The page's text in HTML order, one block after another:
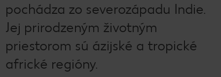
pochádza zo severozápadu Indie.
Jej prirodzeným životným
priestorom sú ázijské a tropické
africké regióny.